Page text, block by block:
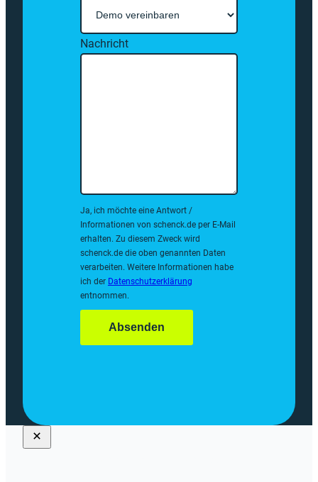
Nachricht
Ja, ich möchte eine Antwort /
Informationen von schenck.de per E-Mail
erhalten. Zu diesem Zweck wird
schenck.de die oben genannten Daten
verarbeiten. Weitere Informationen habe
ich der Datenschutzerklärung
entnommen.
Absenden